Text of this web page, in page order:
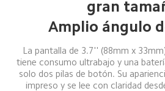
gran
Amplio ángulo
La pantalla de 3.7'' (88mm x
tiene consumo ultrabajo y una
solo dos pilas de botón. Su
impreso y se lee con claridad